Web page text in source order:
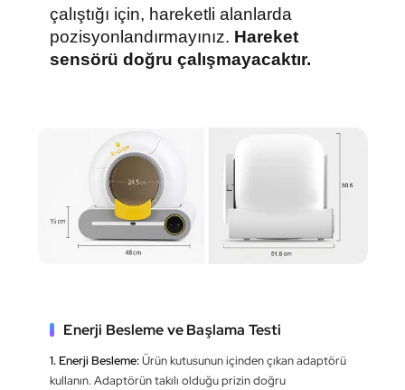
çalıştığı için, hareketli alanlarda
pozisyonlandırmayınız. Hareket
sensörü doğru çalışmayacaktır.
Enerji Besleme ve Başlama Testi
1. Enerji Besleme:Ürün kutusunun içinden çıkan adaptörü
kullanın. Adaptörün takılı olduğu prizin doğru